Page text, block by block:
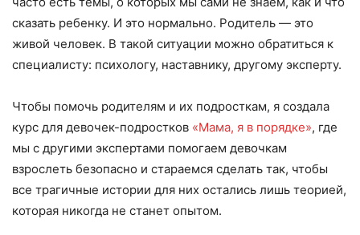
сказать ребенку. И это нормально. Родитель — это
живой человек. В такой ситуации можно обратиться к
специалисту: психологу, наставнику, другому эксперту.
Чтобы помочь родителям и их подросткам, я создала
курс для девочек-подростков «Мама, я в порядке», где
мы с другими экспертами помогаем девочкам
взрослеть безопасно и стараемся сделать так, чтобы
все трагичные истории для них остались лишь теорией,
которая никогда не станет опытом.